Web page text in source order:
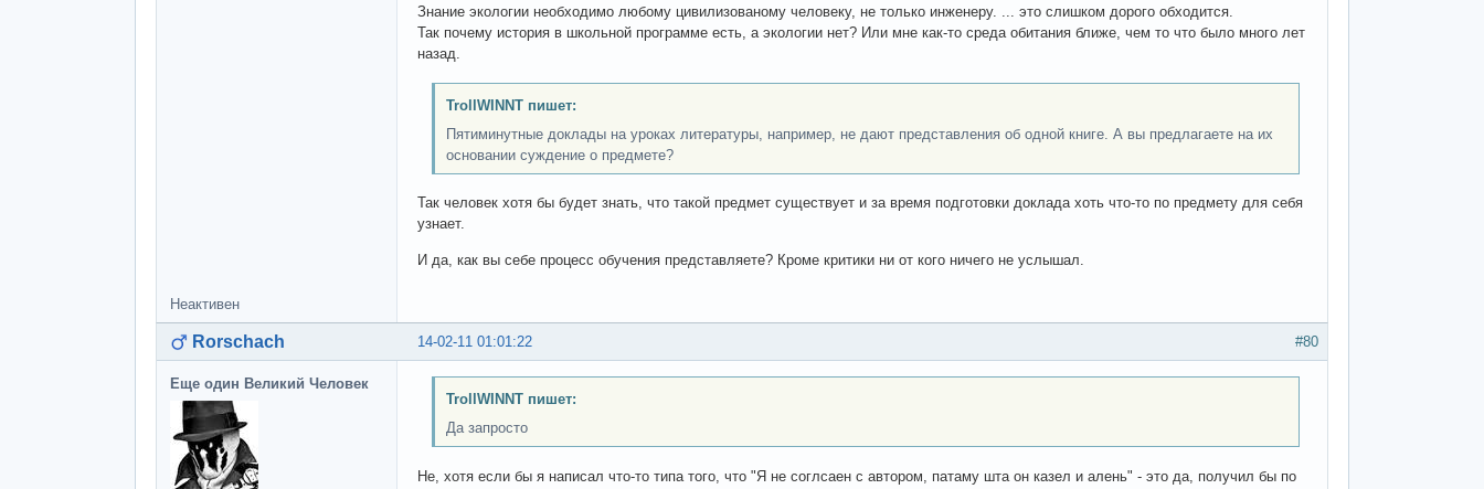
Знание экологии необходимо любому цивилизованому человеку, не только инженеру. ... это слишком дорого обходится.
Так почему история в школьной программе есть, а экологии нет? Или мне как-то среда обитания ближе, чем то что было много лет
назад.
TrollWINNT пишет:
Пятиминутные доклады на уроках литературы, например, не дают представления об одной книге. А вы предлагаете на их
основании суждение о предмете?
Так человек хотя бы будет знать, что такой предмет существует и за время подготовки доклада хоть что-то по предмету для себя
узнает.
И да, как вы себе процесс обучения представляете? Кроме критики ни от кого ничего не услышал.
Неактивен
#80
14-02-11 01:01:22
Rorschach
Еще один Великий Человек
TrollWINNT пишет:
Да запросто
Не, хотя если бы я написал что-то типа того, что "Я не соглсаен с автором, патаму шта он казел и алень" - это да, получил бы по